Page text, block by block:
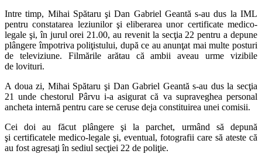
Intre timp, Mihai Spătaru şi Dan Gabriel Geantă s-au dus la IML
pentru constatarea leziunilor şi eliberarea unor certificate medico-
legale şi, în jurul orei 21.00, au revenit la secţia 22 pentru a depune
plângere împotriva poliţistului, după ce au anunţat mai multe posturi
de televiziune. Filmările arătau că ambii aveau urme vizibile
de lovituri.
A doua zi, Mihai Spătaru şi Dan Gabriel Geantă s-au dus la secţia
21 unde chestorul Pârvu i-a asigurat că va supraveghea personal
ancheta internă pentru care se ceruse deja constituirea unei comisii.
Cei doi au făcut plângere şi la parchet, urmând să depună
şi certificatele medico-legale şi, eventual, fotografii care să ateste că
au fost agresaţi în sediul secţiei 22 de poliţie.